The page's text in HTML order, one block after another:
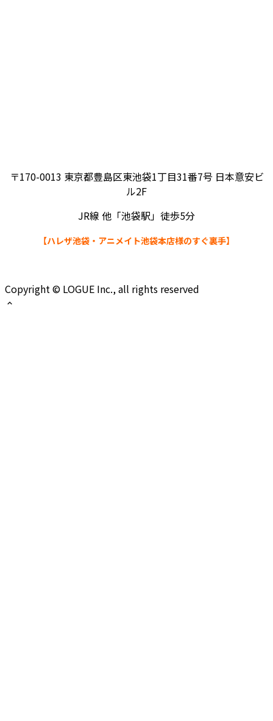
〒170-0013 東京都豊島区東池袋1丁目31番7号 日本意安ビ
ル2F
JR線 他「池袋駅」徒歩5分
【ハレザ池袋・アニメイト池袋本店様のすぐ裏手】
Copyright © LOGUE Inc., all rights reserved